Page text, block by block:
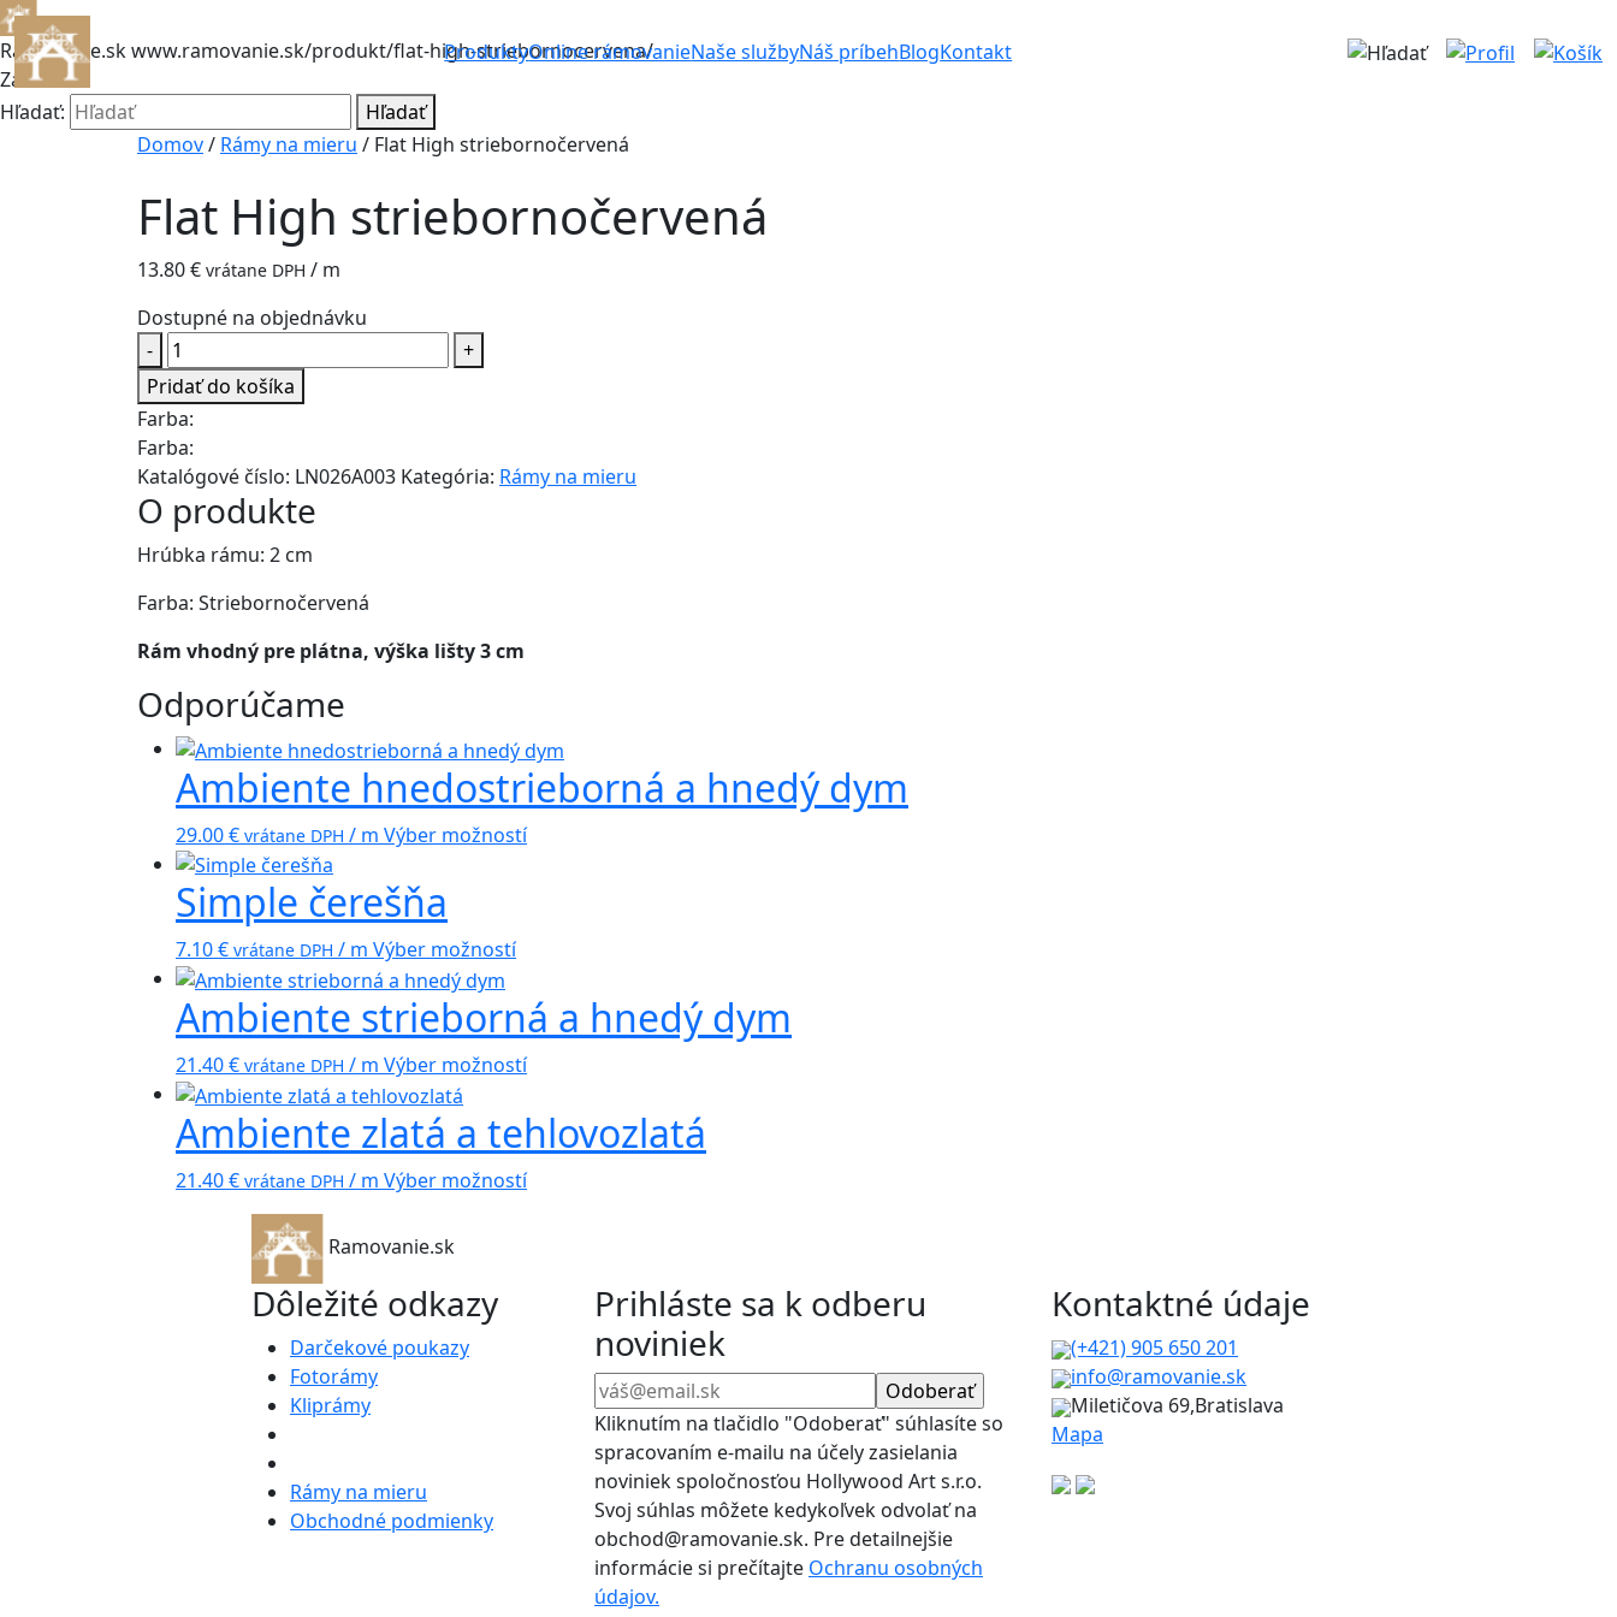
Rámovanie.skwww.ramovanie.sk/produkt/flat-high-striebornocervena/
Zatvoriť
Hľadať:
Hľadať
ProduktyOnline rámovanieNaše službyNáš príbehBlogKontakt
Domov/ Rámy na mieru / Flat High striebornočervená
Flat High striebornočervená
13.80€ vrátane DPH / m
Dostupné na objednávku
-
množstvo
Flat
High
striebornočervená
+
Pridať do košíka
Farba:
Farba:
Katalógové číslo: LN026A003 Kategória: Rámy na mieru
O produkte
Hrúbka rámu: 2 cm
Farba: Striebornočervená
Rám vhodný pre plátna, výška lišty 3 cm
Odporúčame
Ambiente hnedostrieborná a hnedý dym
29.00€ vrátane DPH / m Výber možností
Simple čerešňa
7.10€ vrátane DPH / m Výber možností
Ambiente strieborná a hnedý dym
21.40€ vrátane DPH / m Výber možností
Ambiente zlatá a tehlovozlatá
21.40€ vrátane DPH / m Výber možností
Ramovanie.sk
Dôležité odkazy
Darčekové poukazy
Fotorámy
Kliprámy
Rámy na mieru
Obchodné podmienky
Prihláste sa k odberu
noviniek
Kliknutím na tlačidlo "Odoberať" súhlasíte so
spracovaním e-mailu na účely zasielania
noviniek spoločnosťou Hollywood Art s.r.o.
Svoj súhlas môžete kedykoľvek odvolať na
obchod@ramovanie.sk. Pre detailnejšie
informácie si prečítajte Ochranu osobných
údajov.
Kontaktné údaje
(+421) 905 650 201
info@ramovanie.sk
Miletičova 69,Bratislava
Mapa